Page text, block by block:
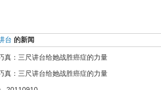
台 的新闻
真：三尺讲台给她战胜癌症的力量
真：三尺讲台给她战胜癌症的力量